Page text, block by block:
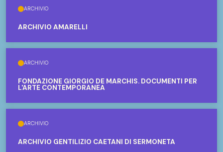
ARCHIVIO
ARCHIVIO AMARELLI
ARCHIVIO
FONDAZIONE GIORGIO DE MARCHIS. DOCUMENTI PER
L'ARTE CONTEMPORANEA
ARCHIVIO
ARCHIVIO GENTILIZIO CAETANI DI SERMONETA